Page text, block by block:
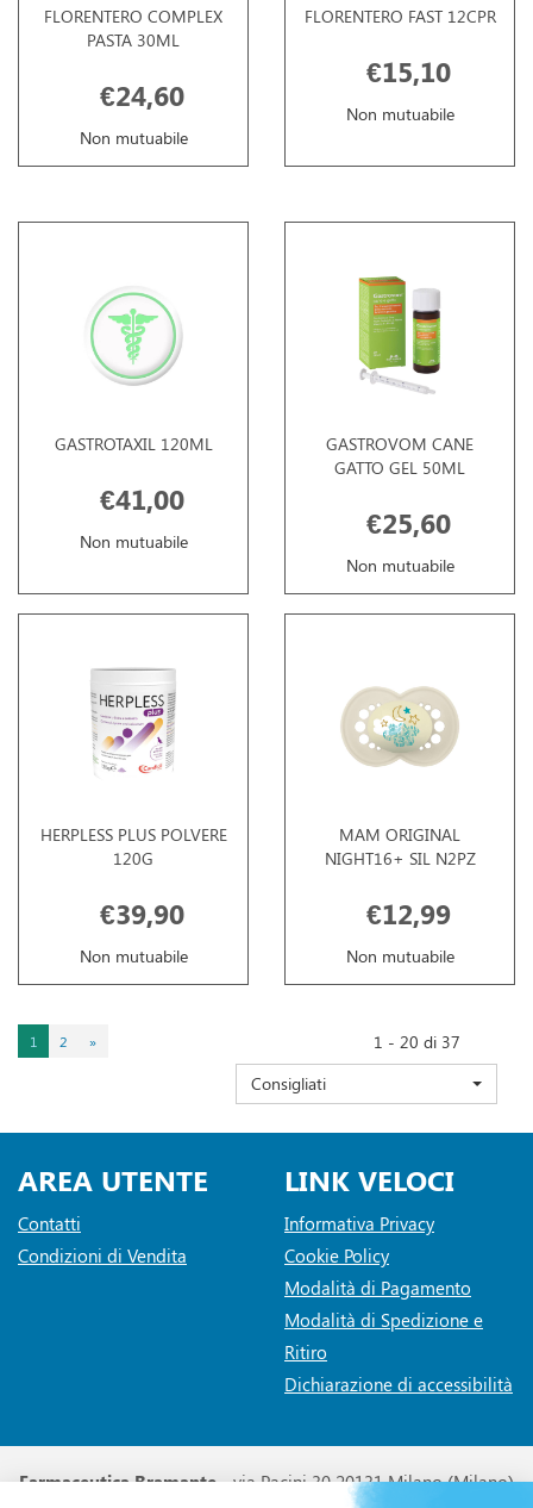
FLORENTERO COMPLEX
PASTA 30ML
€24,60
Non mutuabile
FLORENTERO FAST 12CPR
€15,10
Non mutuabile
GASTROTAXIL 120ML
€41,00
Non mutuabile
GASTROVOM CANE
GATTO GEL 50ML
€25,60
Non mutuabile
HERPLESS PLUS POLVERE
120G
€39,90
Non mutuabile
MAM ORIGINAL
NIGHT16+ SIL N2PZ
€12,99
Non mutuabile
1 2 »
1 - 20 di 37
Consigliati
AREA UTENTE
Contatti
Condizioni di Vendita
LINK VELOCI
Informativa Privacy
Cookie Policy
Modalità di Pagamento
Modalità di Spedizione e
Ritiro
Dichiarazione di accessibilità
Farmaceutica Bramante- via Pacini 30 20131 Milano (Milano)